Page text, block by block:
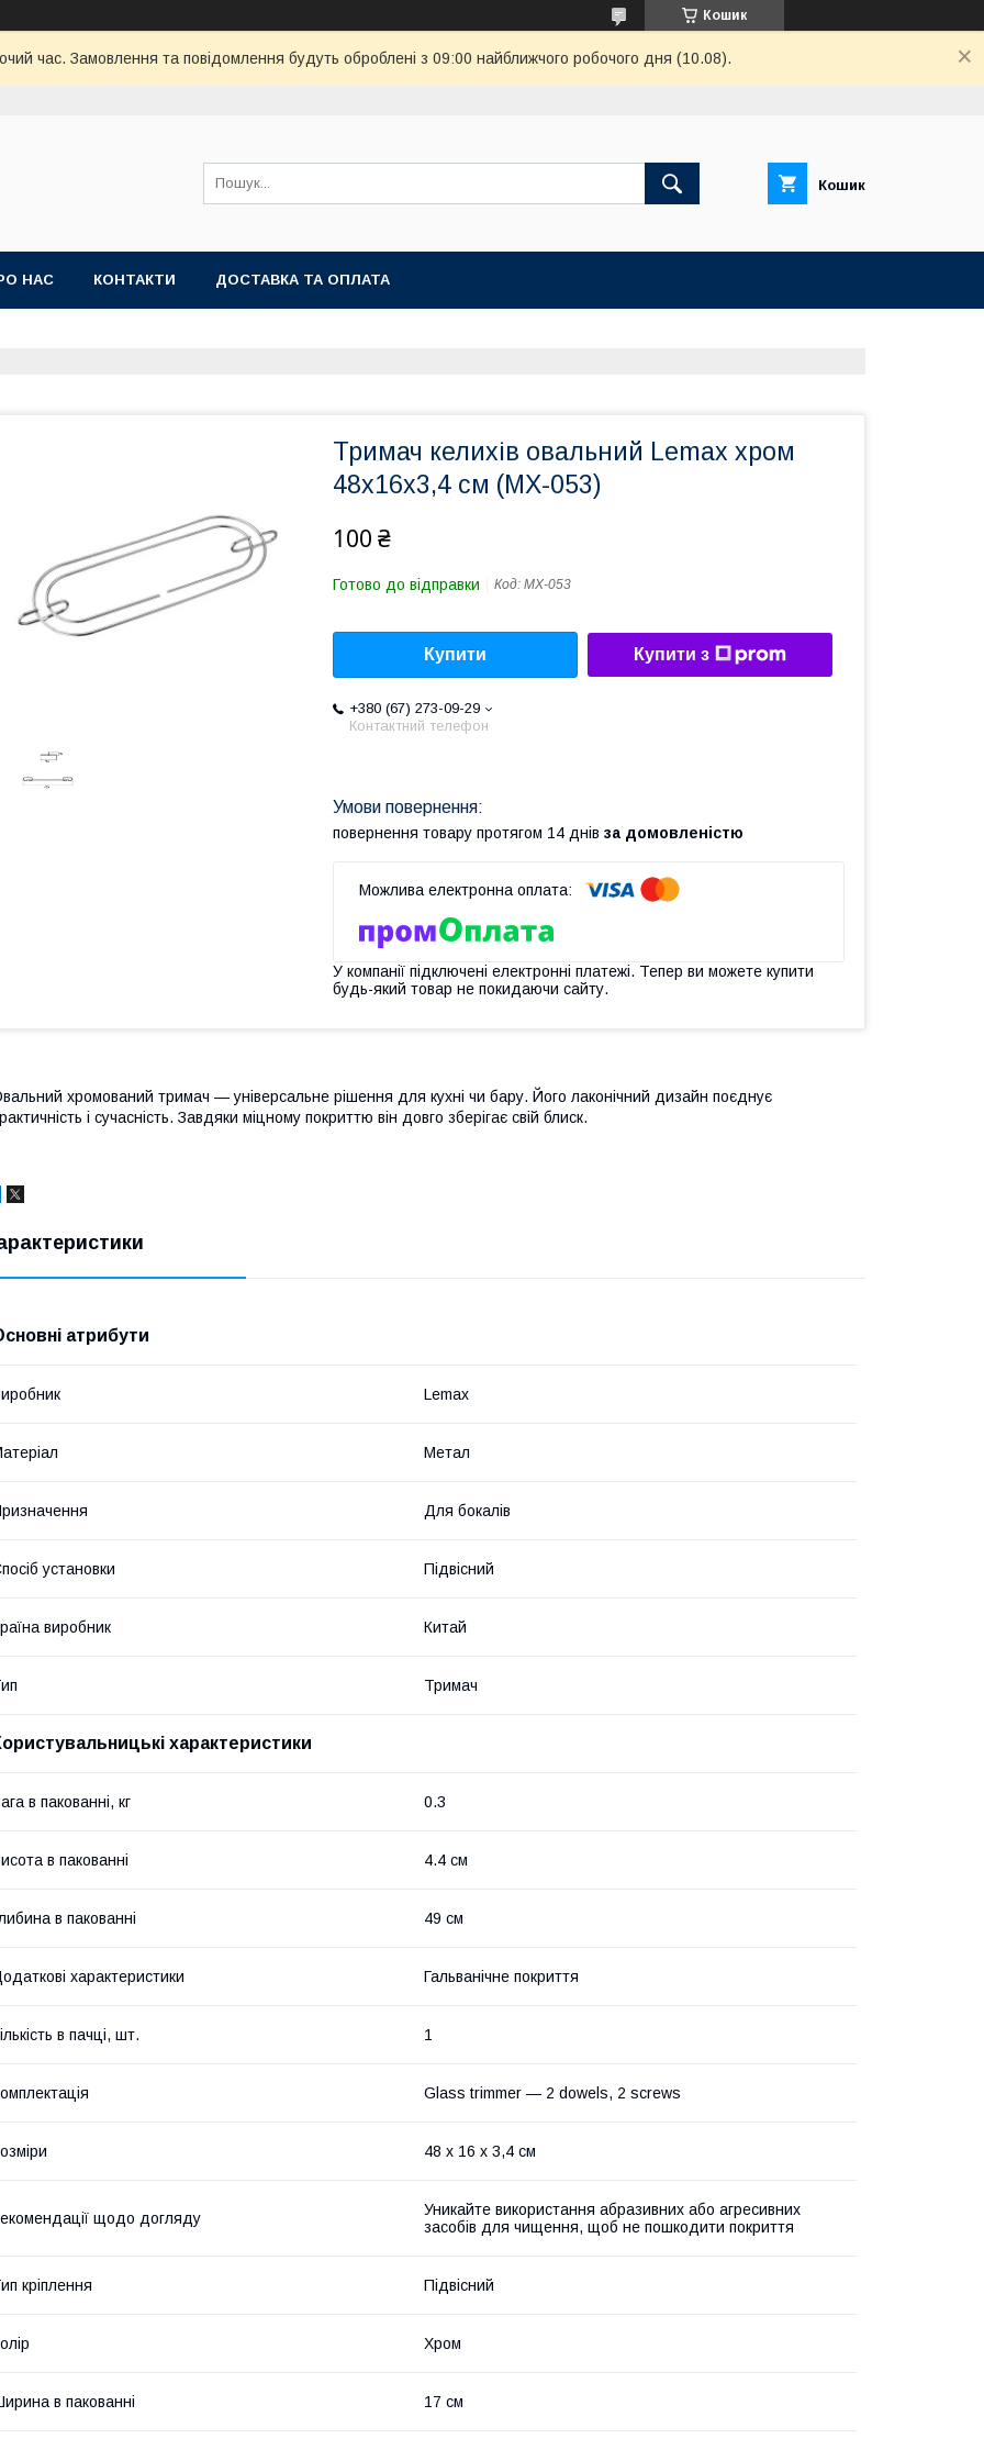
Кошик
час. Замовлення та повідомлення будуть оброблені з 09:00 найближчого робочого дня (10.08).
Кошик
НАС КОНТАКТИ ДОСТАВКА ТА ОПЛАТА
Тримач келихів овальний Lemax хром
48x16x3,4 см (MX-053)
100 ₴
Готово до відправки Код: MX-053
Купити Купити з
+380 (67) 273-09-29
Контактний телефон
повернення товару протягом 14 днів за домовленістю
У компанії підключені електронні платежі. Тепер ви можете купити
будь-який товар не покидаючи сайту.
хромований тримач — універсальне рішення для кухні чи бару. Його лаконічний дизайн поєднує
і сучасність. Завдяки міцному покриттю він довго зберігає свій блиск.
атрибути
Lemax
Метал
Для бокалів
установки Підвісний
виробник Китай
Тримач
характеристики
в пакованні, кг 0.3
в пакованні 4.4 см
в пакованні 49 см
характеристики Гальванічне покриття
в пачці, шт. 1
Glass trimmer — 2 dowels, 2 screws
48 x 16 x 3,4 см
щодо догляду
Уникайте використання абразивних або агресивних
засобів для чищення, щоб не пошкодити покриття
кріплення Підвісний
Хром
в пакованні 17 см